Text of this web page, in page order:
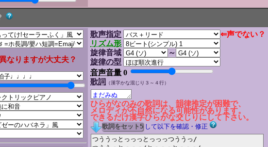
なりますが大丈夫？
歌声指定
⇐声でない？
リズム形
旋律音域
～
旋律の型
音声音量 0
歌詞
（漢字かな混じり３～４行）
ひらがなのみの歌詞は、韻律推定が困難で、
メロディが不自然になる可能性があります。
できるだけ漢字ひらがな交じりにして下さい。
して以下を確認・修正